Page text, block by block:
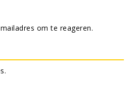
om te reageren.